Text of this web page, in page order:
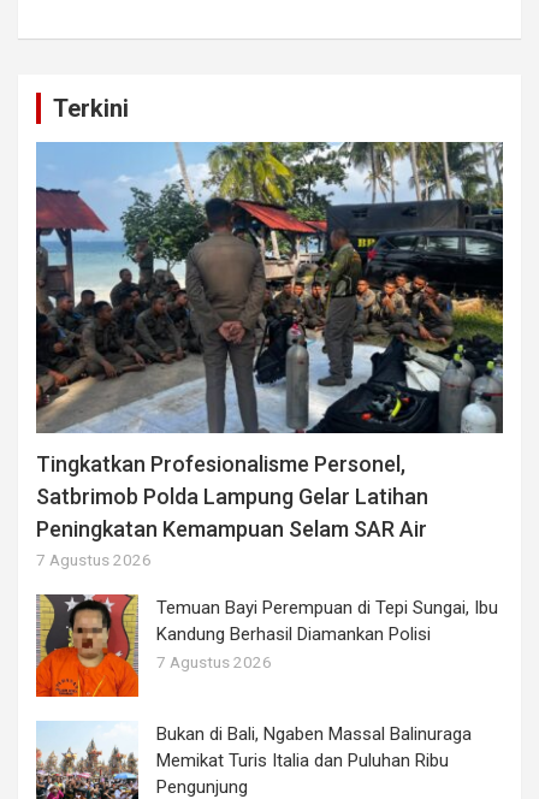
Terkini
Tingkatkan Profesionalisme Personel,
Satbrimob Polda Lampung Gelar Latihan
Peningkatan Kemampuan Selam SAR Air
7 Agustus 2026
Temuan Bayi Perempuan di Tepi Sungai, Ibu
Kandung Berhasil Diamankan Polisi
7 Agustus 2026
Bukan di Bali, Ngaben Massal Balinuraga
Memikat Turis Italia dan Puluhan Ribu
Pengunjung